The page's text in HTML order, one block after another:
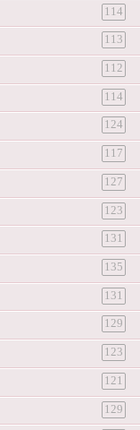
114
113
112
114
124
117
127
123
131
135
131
129
123
121
129